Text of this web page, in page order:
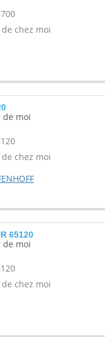
chez moi
moi
chez moi
65120
moi
chez moi